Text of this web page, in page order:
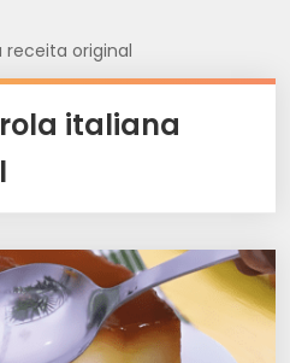
receita original
italiana